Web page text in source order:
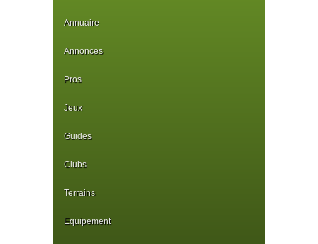
Annuaire
Annonces
Pros
Jeux
Guides
Clubs
Terrains
Equipement